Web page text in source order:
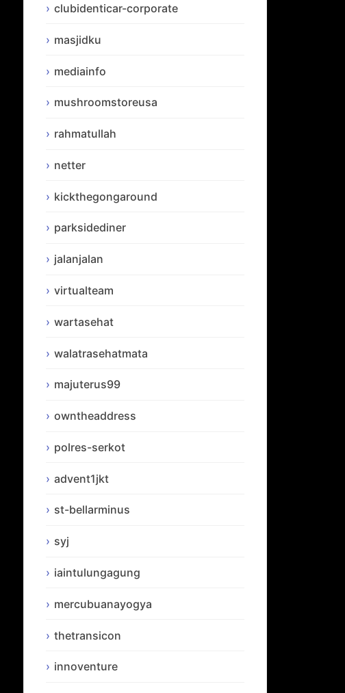
clubidenticar-corporate
masjidku
mediainfo
mushroomstoreusa
rahmatullah
netter
kickthegongaround
parksidediner
jalanjalan
virtualteam
wartasehat
walatrasehatmata
majuterus99
owntheaddress
polres-serkot
advent1jkt
st-bellarminus
syj
iaintulungagung
mercubuanayogya
thetransicon
innoventure